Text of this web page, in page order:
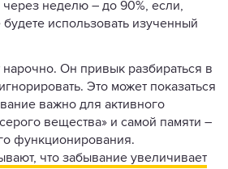
через неделю – до 90%, если,
использовать изученный
нарочно. Он привык разбираться в
Это может показаться
важно для активного
вещества» и самой памяти –
функционирования.
что забывание увеличивает